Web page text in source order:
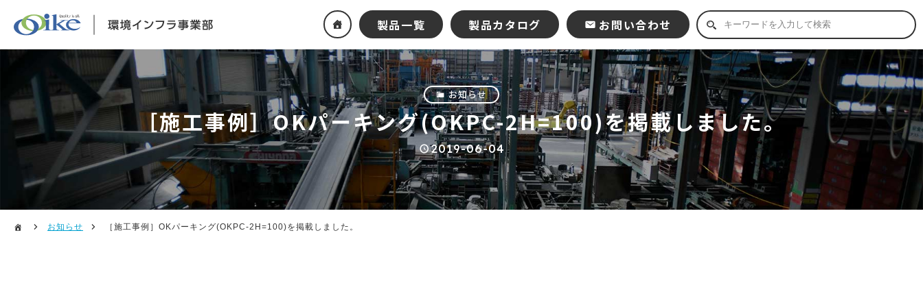
製品一覧 製品カタログ お問い合わせ
お知らせ
［施工事例］OKパーキング(OKPC-2H=100)を掲載しました。
2019-06-04
お知らせ ［施工事例］OKパーキング(OKPC-2H=100)を掲載しました。